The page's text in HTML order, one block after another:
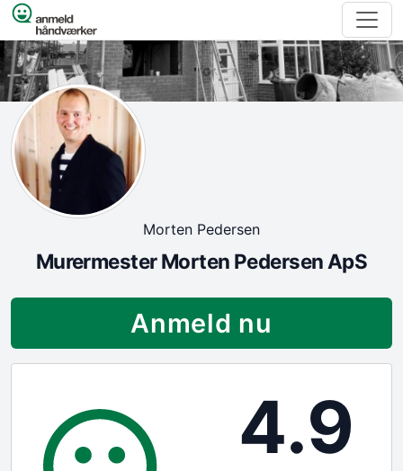
Spring til indhold
Morten Pedersen
Murermester Morten Pedersen ApS
Anmeld nu
4.9